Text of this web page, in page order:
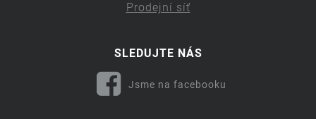
Prodejní síť
SLEDUJTE NÁS
Jsme na facebooku